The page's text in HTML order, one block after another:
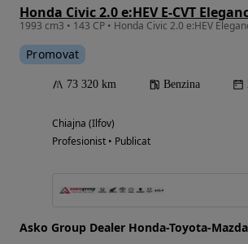
Honda Civic 2.0 e:HEV E-CVT
1993 cm3 • 143 CP • Honda Civic 2.0 e:HEV
Promovat
73 320 km Benzina
Chiajna (Ilfov)
Profesionist • Publicat
Asko Group Dealer Honda-Toyota-